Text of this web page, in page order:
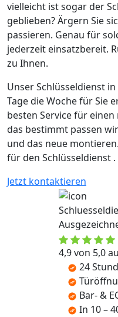
vielleicht ist sogar der
geblieben? Ärgern Sie
passieren. Genau für
jederzeit einsatzbereit.
zu Ihnen.
Unser Schlüsseldienst
Tage die Woche für Sie
besten Service für
das bestimmt passen
und das neue
für den Schlüsseldienst .
Jetzt kontaktieren
4,9 von 5,0
24
Bar- &
In 10 –